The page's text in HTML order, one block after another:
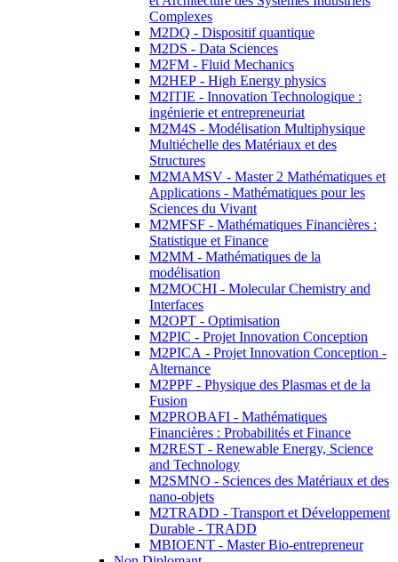
Complexes
M2DQ - Dispositif quantique
M2DS - Data Sciences
M2FM - Fluid Mechanics
M2HEP - High Energy physics
M2ITIE - Innovation Technologique :
ingénierie et entrepreneuriat
M2M4S - Modélisation Multiphysique
Multiéchelle des Matériaux et des
Structures
M2MAMSV - Master 2 Mathématiques et
Applications - Mathématiques pour les
Sciences du Vivant
M2MFSF - Mathématiques Financières :
Statistique et Finance
M2MM - Mathématiques de la
modélisation
M2MOCHI - Molecular Chemistry and
Interfaces
M2OPT - Optimisation
M2PIC - Projet Innovation Conception
M2PICA - Projet Innovation Conception -
Alternance
M2PPF - Physique des Plasmas et de la
Fusion
M2PROBAFI - Mathématiques
Financières : Probabilités et Finance
M2REST - Renewable Energy, Science
and Technology
M2SMNO - Sciences des Matériaux et des
nano-objets
M2TRADD - Transport et Développement
Durable - TRADD
MBIOENT - Master Bio-entrepreneur